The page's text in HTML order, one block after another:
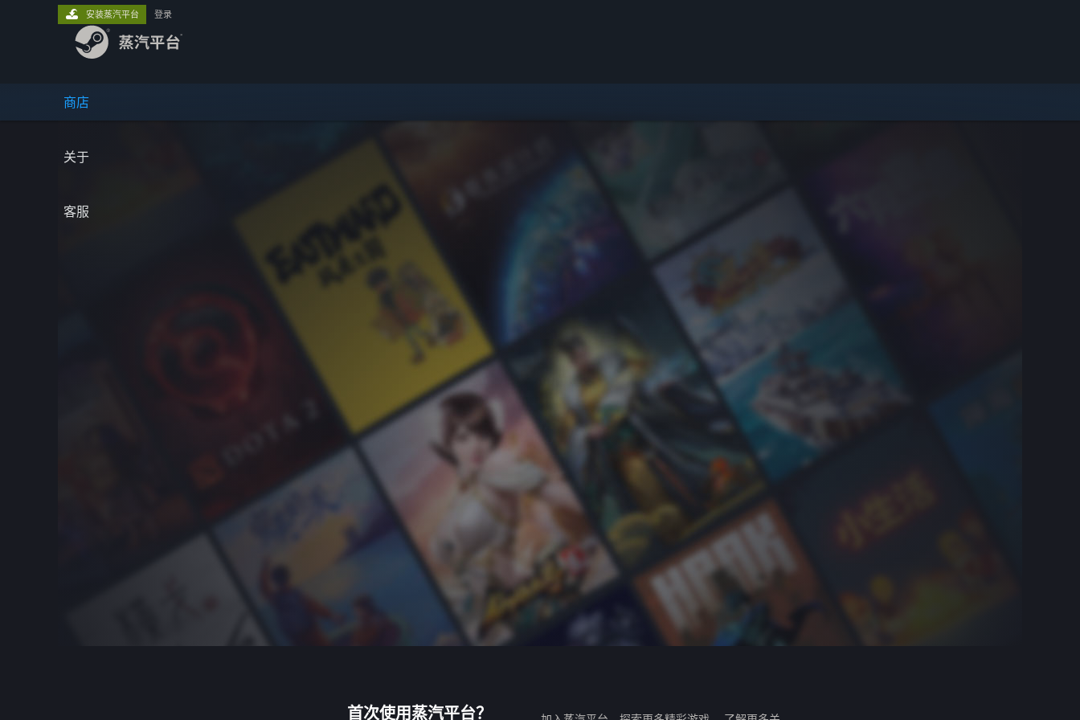
商店
关于
客服
安装蒸汽平台 登录
首次使用蒸汽平台？